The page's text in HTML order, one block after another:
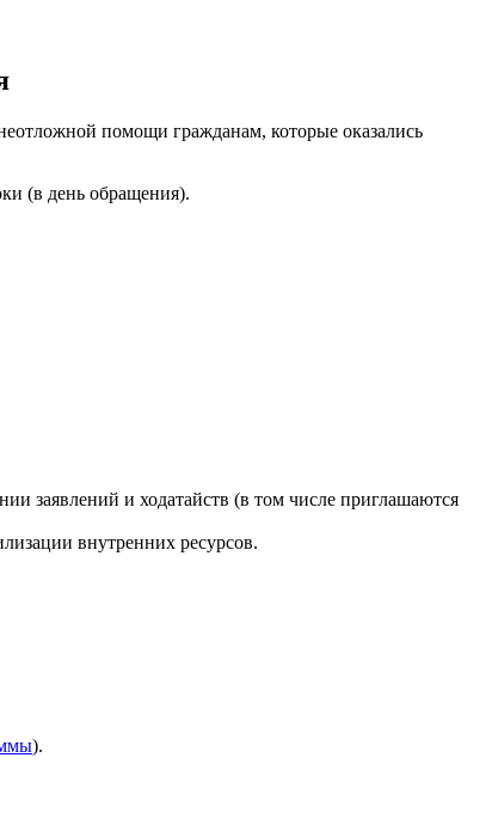
помощи гражданам, которые оказались
(в день обращения).
заявлений и ходатайств (в том числе приглашаются
внутренних ресурсов.
).